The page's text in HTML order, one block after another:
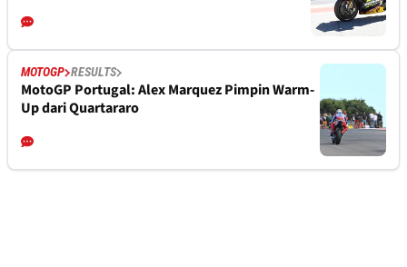
MOTOGP RESULTS
MotoGP Portugal: Alex Marquez Pimpin Warm-
Up dari Quartararo